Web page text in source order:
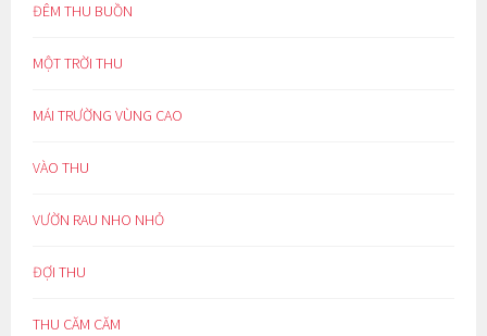
ĐÊM THU BUỒN
MỘT TRỜI THU
MÁI TRƯỜNG VÙNG CAO
VÀO THU
VƯỜN RAU NHO NHỎ
ĐỢI THU
THU CĂM CĂM